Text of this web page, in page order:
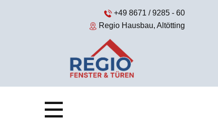
+49 8671 / 9285 - 60
Regio Hausbau, Altötting